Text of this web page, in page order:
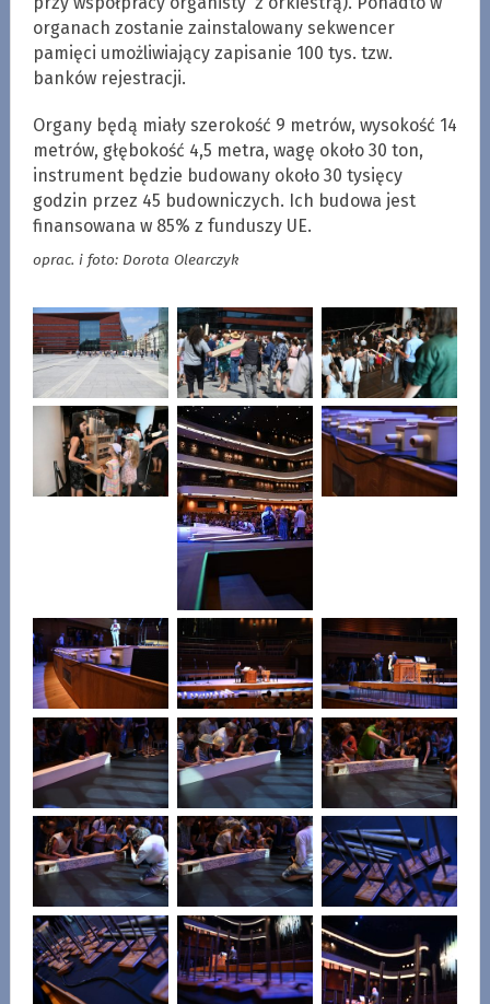
organach zostanie zainstalowany sekwencer
pamięci umożliwiający zapisanie 100 tys. tzw.
banków rejestracji.
Organy będą miały szerokość 9 metrów, wysokość 14
metrów, głębokość 4,5 metra, wagę około 30 ton,
instrument będzie budowany około 30 tysięcy
godzin przez 45 budowniczych. Ich budowa jest
finansowana w 85% z funduszy UE.
oprac. i foto: Dorota Olearczyk